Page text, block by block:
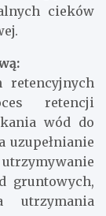
cieków
retencyjnych
retencji
wód do
uzupełnianie
gruntowych,